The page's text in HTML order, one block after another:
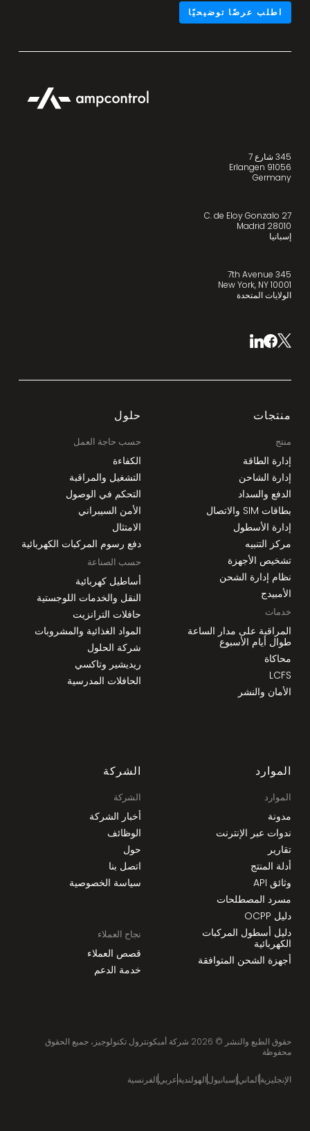
اطلب عرضًا توضيحيًا
345 شارع 7
91056 Erlangen
Germany
C. de Eloy Gonzalo 27
28010 Madrid
إسبانيا
345 7th Avenue
New York, NY 10001
الولايات المتحدة
منتجات
منتج
إدارة الطاقة
إدارة الشاحن
الدفع والسداد
بطاقات SIM والاتصال
إدارة الأسطول
مركز التنبيه
تشخيص الأجهزة
نظام إدارة الشحن
الأمبيدج
خدمات
المراقبة على مدار الساعة
طوال أيام الأسبوع
محاكاة
LCFS
الأمان والنشر
حلول
حسب حاجة العمل
الكفاءة
التشغيل والمراقبة
التحكم في الوصول
الأمن السيبراني
الامتثال
دفع رسوم المركبات الكهربائية
حسب الصناعة
أساطيل كهربائية
النقل والخدمات اللوجستية
حافلات الترانزيت
المواد الغذائية والمشروبات
شركة الحلول
ريديشير وتاكسي
الحافلات المدرسية
الموارد
الموارد
مدونة
ندوات عبر الإنترنت
تقارير
أدلة المنتج
وثائق API
مسرد المصطلحات
دليل OCPP
دليل أسطول المركبات
الكهربائية
أجهزة الشحن المتوافقة
الشركة
الشركة
أخبار الشركة
الوظائف
حول
اتصل بنا
سياسة الخصوصية
نجاح العملاء
قصص العملاء
خدمة الدعم
حقوق الطبع والنشر © 2026 شركة أمبكونترول تكنولوجيز، جميع الحقوق
محفوظة
الإنجليزيةألمانيإسبانيولالهولنديةعربيالفرنسية